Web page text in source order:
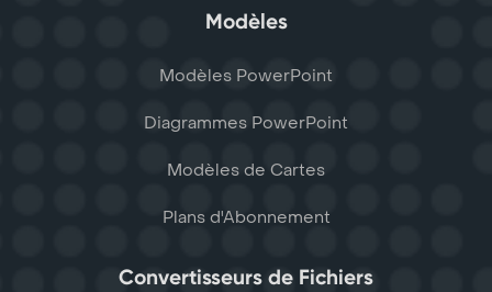
Modèles
Modèles PowerPoint
Diagrammes PowerPoint
Modèles de Cartes
Plans d'Abonnement
Convertisseurs de Fichiers